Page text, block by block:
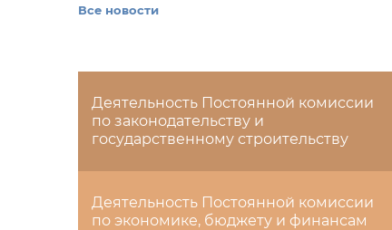
Все новости
Деятельность Постоянной комиссии
по законодательству и
государственному строительству
Деятельность Постоянной комиссии
по экономике, бюджету и финансам